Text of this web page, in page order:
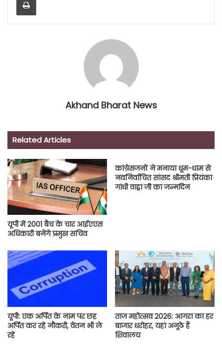
Akhand Bharat News
Related Articles
यूपी में 2001 बैच के चार आईएएस
अधिकारी बनेंगे प्रमुख सचिव
कांग्रेसजनों ने मनाया धूम-धाम से
नवनिर्वाचित सांसद श्रीमती प्रियंका
गांधी वाड्रा जी का जन्मदिन
यूपी: एक अर्पित के नाम पर छह
अर्पित कर रहे नौकरी, वेतन भी ले
रहे
ताज महोत्सव 2026: आगरा का हर
बाजार धरोहर, यहां अनूठे हैं
शिवालय